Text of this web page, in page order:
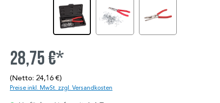
28,75 €*
(Netto: 24,16 €)
Preise inkl. MwSt. zzgl. Versandkosten